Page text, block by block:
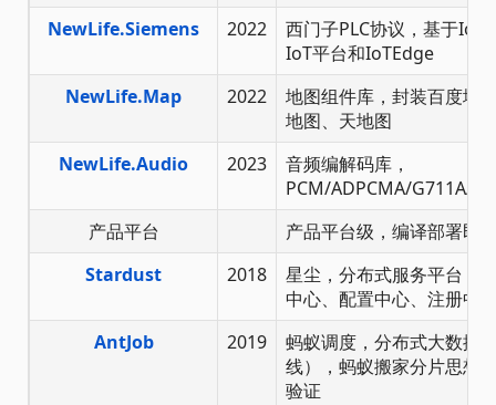
NewLife.Siemens
2022
西门子PLC协议，基于IoT
IoT平台和IoTEdge
NewLife.Map
2022
地图组件库，封装百度地
地图、天地图
NewLife.Audio
2023
音频编解码库，
PCM/ADPCMA/G711A/
产品平台
产品平台级，编译部署即
Stardust
2018
星尘，分布式服务平台，
中心、配置中心、注册中
AntJob
2019
蚂蚁调度，分布式大数据
线），蚂蚁搬家分片思想
验证